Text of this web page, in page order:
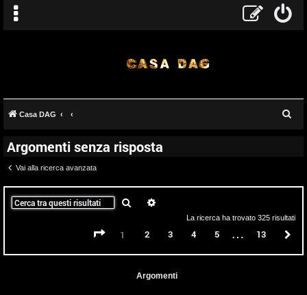
Casa DAG
Argomenti senza risposta
Vai alla ricerca avanzata
Cerca
La ricerca ha trovato 325 risultati
Pagina di
1 2 3 4 5 … 13
Argomenti